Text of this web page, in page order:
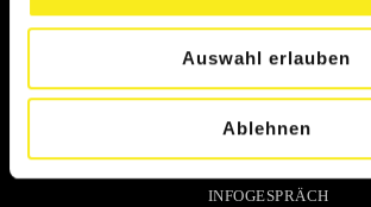
Auswahl erlauben
Ablehnen
KONTAKT
TELEFONNUMMERN
PROBETRAINING
INFOGESPRÄCH